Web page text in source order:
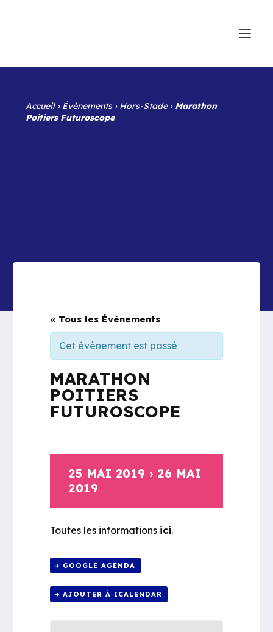
Accueil› Évènements› Hors-Stade› Marathon
Poitiers Futuroscope
« Tous les Évènements
Cet évènement est passé
MARATHON
POITIERS
FUTUROSCOPE
25 MAI 2019 › 26 MAI
2019
Toutes les informations ici.
+ GOOGLE AGENDA
+ AJOUTER À ICALENDAR